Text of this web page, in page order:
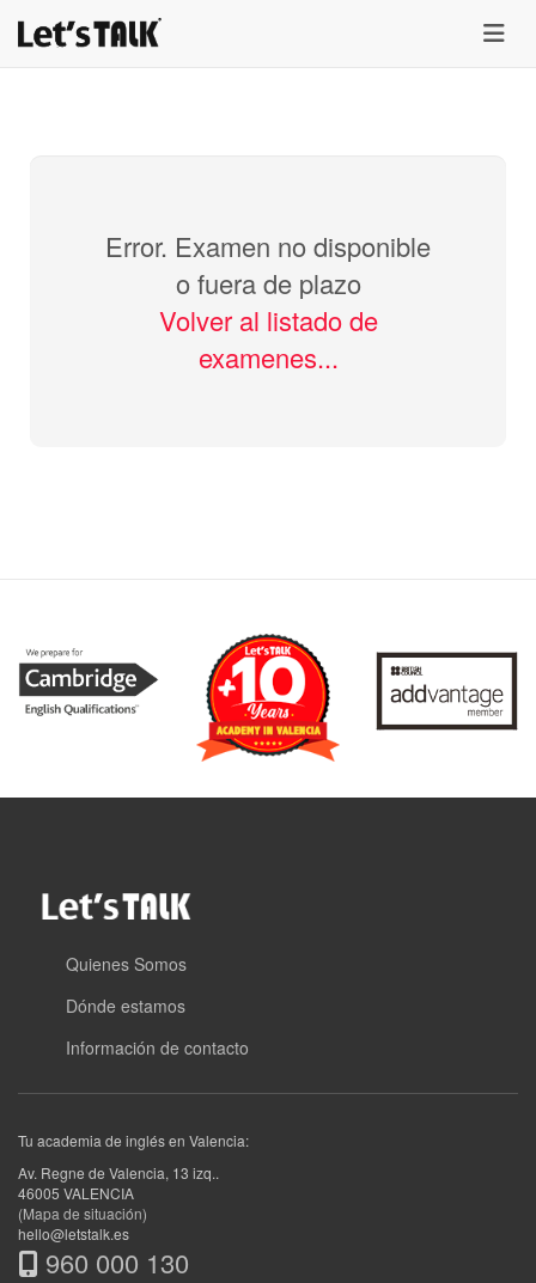
menu
Error. Examen no disponible
o fuera de plazo
Volver al listado de
examenes...
Quienes Somos
Dónde estamos
Información de contacto
Tu academia de inglés en Valencia:
Av. Regne de Valencia, 13 izq..
46005 VALENCIA
(Mapa de situación)
hello@letstalk.es
960 000 130